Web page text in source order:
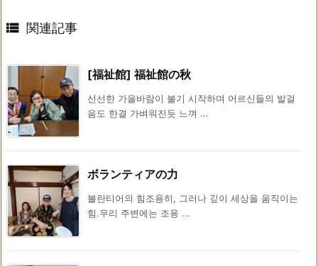
 関連記事
[福祉館] 福祉館の秋
선선한 가을바람이 불기 시작하며 어르신들의 발걸
음도 한결 가벼워진듯 느껴 ...
ボランティアの力
볼란티어의 힘조용히, 그러나 깊이 세상을 움직이는
힘.우리 주변에는 조용 ...